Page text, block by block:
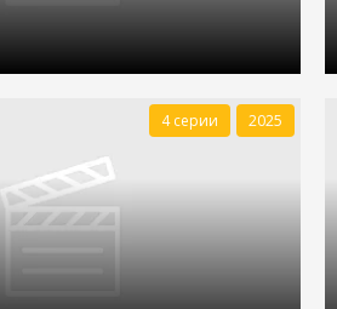
4 серии 2025